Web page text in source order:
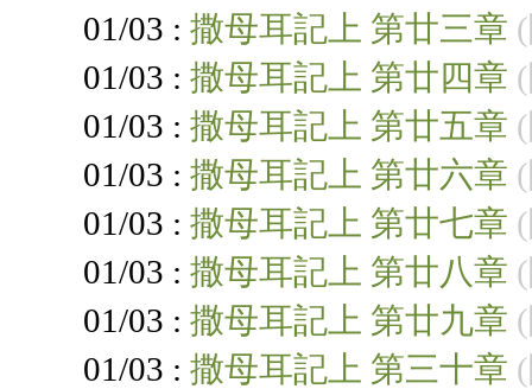
01/03 : 撒母耳記上 第廿三章
01/03 : 撒母耳記上 第廿四章
01/03 : 撒母耳記上 第廿五章
01/03 : 撒母耳記上 第廿六章
01/03 : 撒母耳記上 第廿七章
01/03 : 撒母耳記上 第廿八章
01/03 : 撒母耳記上 第廿九章
01/03 : 撒母耳記上 第三十章